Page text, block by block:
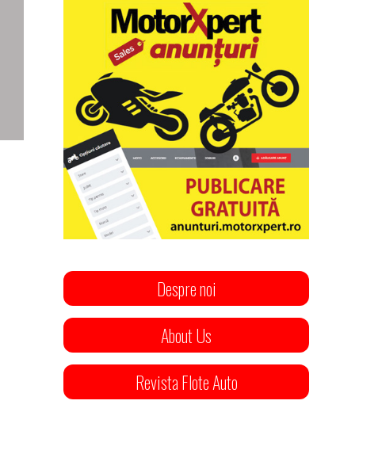
Despre noi
About Us
Revista Flote Auto